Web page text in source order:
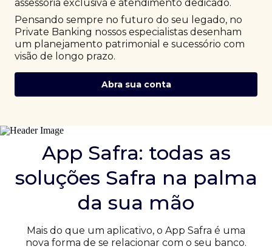
assessoria exclusiva e atendimento dedicado.
Pensando sempre no futuro do seu legado, no
Private Banking nossos especialistas desenham
um planejamento patrimonial e sucessório com
visão de longo prazo.
Abra sua conta
App Safra: todas as
soluções Safra na palma
da sua mão
Mais do que um aplicativo, o App Safra é uma
nova forma de se relacionar com o seu banco.